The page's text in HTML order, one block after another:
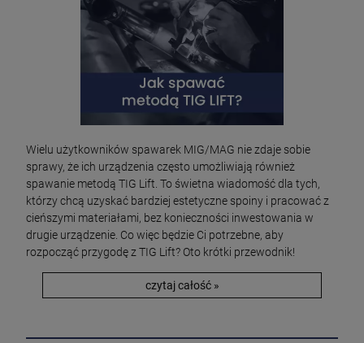
Wielu użytkowników spawarek MIG/MAG nie zdaje sobie
sprawy, że ich urządzenia często umożliwiają również
spawanie metodą TIG Lift. To świetna wiadomość dla tych,
którzy chcą uzyskać bardziej estetyczne spoiny i pracować z
cieńszymi materiałami, bez konieczności inwestowania w
drugie urządzenie. Co więc będzie Ci potrzebne, aby
rozpocząć przygodę z TIG Lift? Oto krótki przewodnik!
czytaj całość »